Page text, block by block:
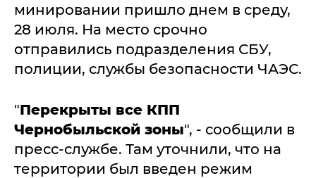
минировании пришло днем в среду,
28 июля. На место срочно
отправились подразделения СБУ,
полиции, службы безопасности ЧАЭС.
"Перекрыты все КПП
Чернобыльской зоны", - сообщили в
пресс-службе. Там уточнили, что на
территории был введен режим